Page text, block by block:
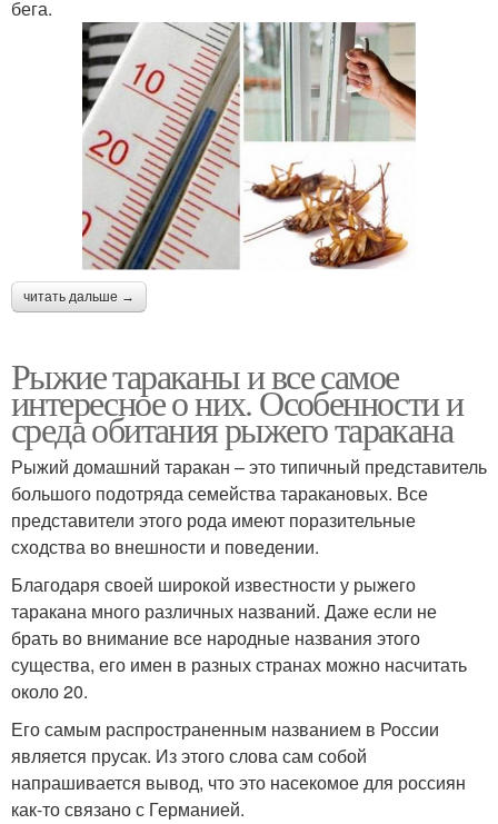
бега.
читать дальше →
Рыжие тараканы и все самое
интересное о них. Особенности и
среда обитания рыжего таракана
Рыжий домашний таракан – это типичный представитель
большого подотряда семейства таракановых. Все
представители этого рода имеют поразительные
сходства во внешности и поведении.
Благодаря своей широкой известности у рыжего
таракана много различных названий. Даже если не
брать во внимание все народные названия этого
существа, его имен в разных странах можно насчитать
около 20.
Его самым распространенным названием в России
является прусак. Из этого слова сам собой
напрашивается вывод, что это насекомое для россиян
как-то связано с Германией.